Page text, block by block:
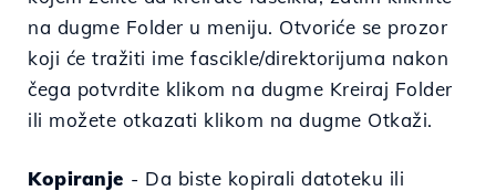
na dugme Folder u meniju. Otvoriće se prozor
koji će tražiti ime fascikle/direktorijuma nakon
čega potvrdite klikom na dugme Kreiraj Folder
ili možete otkazati klikom na dugme Otkaži.
Kopiranje - Da biste kopirali datoteku ili